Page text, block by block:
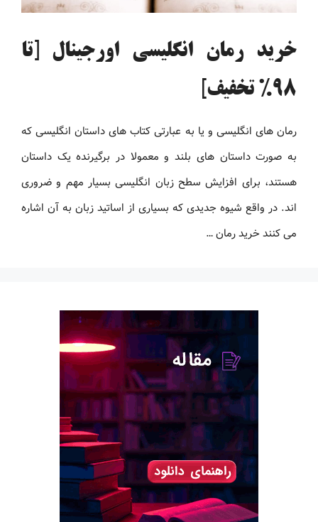
خرید رمان انگلیسی اورجینال [تا
98% تخفیف]
رمان های انگلیسی و یا به عبارتی کتاب های داستان انگلیسی که
به صورت داستان های بلند و معمولا در برگیرنده یک داستان
هستند، برای افزایش سطح زبان انگلیسی بسیار مهم و ضروری
اند. در واقع شیوه جدیدی که بسیاری از اساتید زبان به آن اشاره
می کنند خرید رمان …